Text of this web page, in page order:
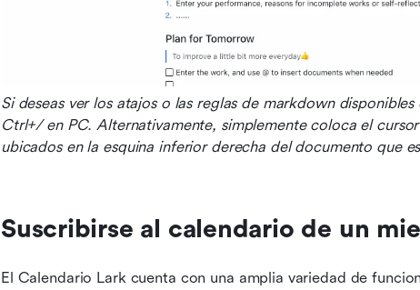
Si deseas ver los atajos o las reglas de markdown
Ctrl+/ en PC. Alternativamente, simplemente coloca el
ubicados en la esquina inferior derecha del documento que
Suscribirse al calendario de un
El Calendario Lark cuenta con una amplia variedad de